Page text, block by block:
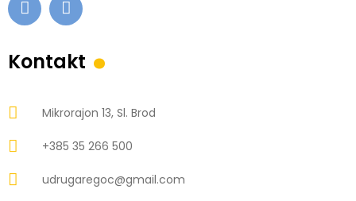
Kontakt .
Mikrorajon 13, Sl. Brod
+385 35 266 500
udrugaregoc@gmail.com